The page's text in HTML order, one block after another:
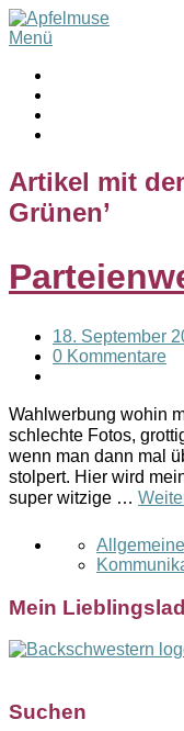
Menü
Artikel mit
Grünen’
18. September
0 Kommentare
Wahlwerbung wohin
schlechte Fotos,
wenn man dann mal
stolpert. Hier wird
super witzige …
Mein
Suchen